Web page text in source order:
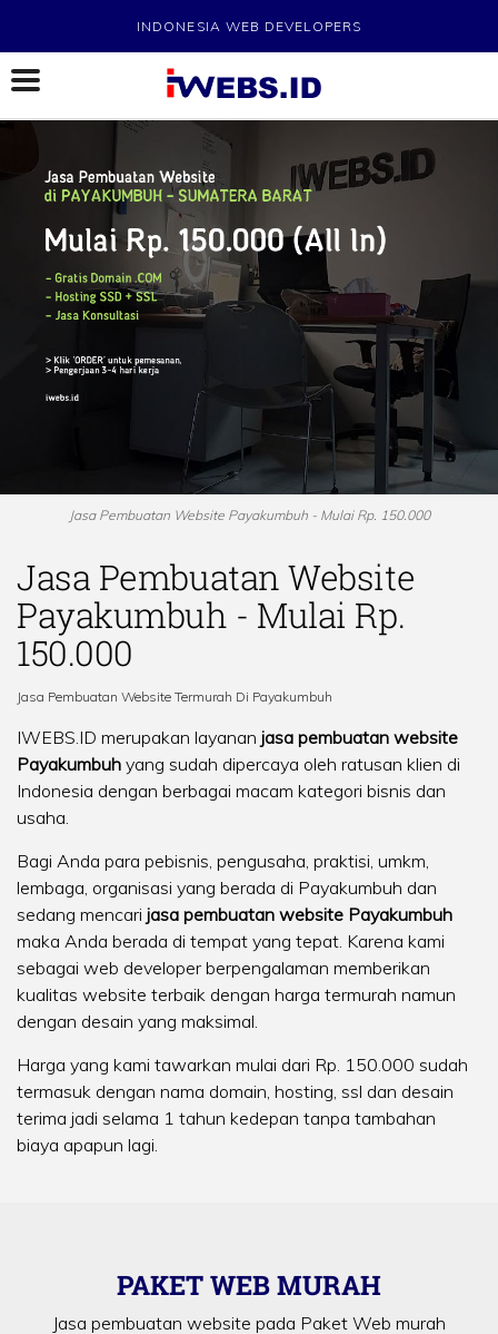
INDONESIA WEB DEVELOPERS
Jasa Pembuatan Website Payakumbuh - Mulai Rp. 150.000
Jasa Pembuatan Website
Payakumbuh - Mulai Rp.
150.000
Jasa Pembuatan Website Termurah Di Payakumbuh
IWEBS.ID merupakan layanan jasa pembuatan website
Payakumbuh yang sudah dipercaya oleh ratusan klien di
Indonesia dengan berbagai macam kategori bisnis dan
usaha.
Bagi Anda para pebisnis, pengusaha, praktisi, umkm,
lembaga, organisasi yang berada di Payakumbuh dan
sedang mencari jasa pembuatan website Payakumbuh
maka Anda berada di tempat yang tepat. Karena kami
sebagai web developer berpengalaman memberikan
kualitas website terbaik dengan harga termurah namun
dengan desain yang maksimal.
Harga yang kami tawarkan mulai dari Rp. 150.000 sudah
termasuk dengan nama domain, hosting, ssl dan desain
terima jadi selama 1 tahun kedepan tanpa tambahan
biaya apapun lagi.
PAKET WEB MURAH
Jasa pembuatan website pada Paket Web murah